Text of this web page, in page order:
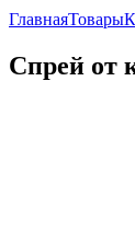
ГлавнаяТовары
Спрей от